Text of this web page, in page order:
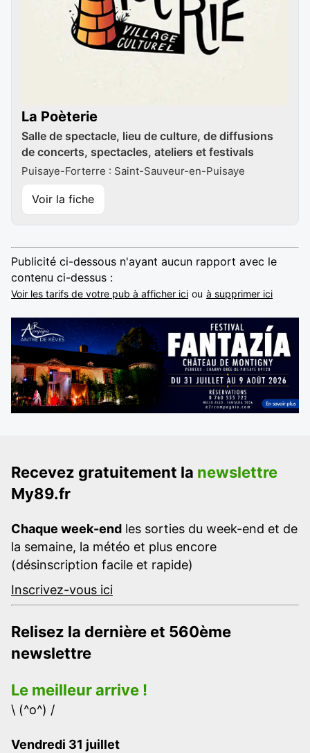
La Poèterie
Salle de spectacle, lieu de culture, de diffusions
de concerts, spectacles, ateliers et festivals
Puisaye-Forterre : Saint-Sauveur-en-Puisaye
Voir la fiche
Publicité ci-dessous n'ayant aucun rapport avec le
contenu ci-dessus :
Voir les tarifs de votre pub à afficher ici ou à supprimer ici
Recevez gratuitement la newslettre
My89.fr
Chaque week-end les sorties du week-end et de
la semaine, la météo et plus encore
(désinscription facile et rapide)
Inscrivez-vous ici
Relisez la dernière et 560ème
newslettre
Le meilleur arrive !
\ (^o^) /
Vendredi 31 juillet